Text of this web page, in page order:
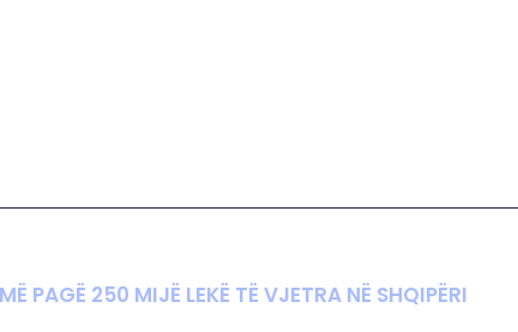
PAGË 250 MIJË LEKË TË VJETRA NË SHQIPËRI